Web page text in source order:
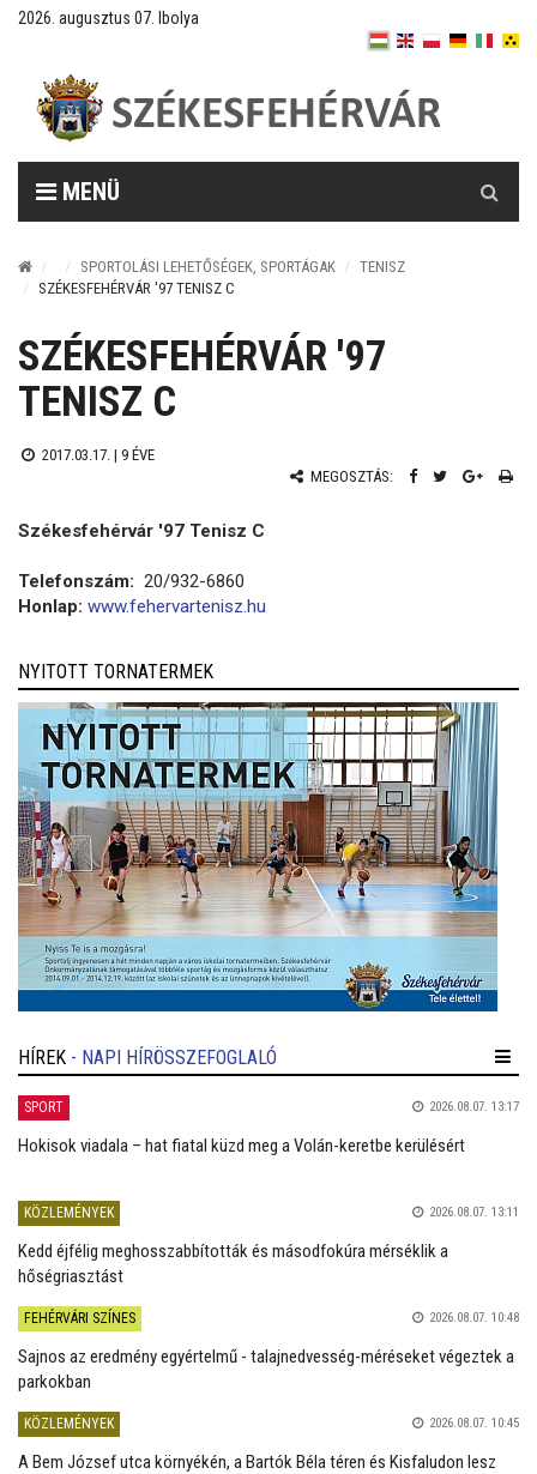
2026. augusztus 07. Ibolya
MENÜ
SPORTOLÁSI LEHETŐSÉGEK, SPORTÁGAK
TENISZ
SZÉKESFEHÉRVÁR '97 TENISZ C
SZÉKESFEHÉRVÁR '97
TENISZ C
2017.03.17. | 9 ÉVE
MEGOSZTÁS:
Székesfehérvár '97 Tenisz C
Telefonszám: 20/932-6860
Honlap: www.fehervartenisz.hu
NYITOTT TORNATERMEK
HÍREK - NAPI HÍRÖSSZEFOGLALÓ
SPORT 2026.08.07. 13:17
Hokisok viadala – hat fiatal küzd meg a Volán-keretbe kerülésért
KÖZLEMÉNYEK 2026.08.07. 13:11
Kedd éjfélig meghosszabbították és másodfokúra mérséklik a
hőségriasztást
FEHÉRVÁRI SZÍNES 2026.08.07. 10:48
Sajnos az eredmény egyértelmű - talajnedvesség-méréseket végeztek a
parkokban
KÖZLEMÉNYEK 2026.08.07. 10:45
A Bem József utca környékén, a Bartók Béla téren és Kisfaludon lesz